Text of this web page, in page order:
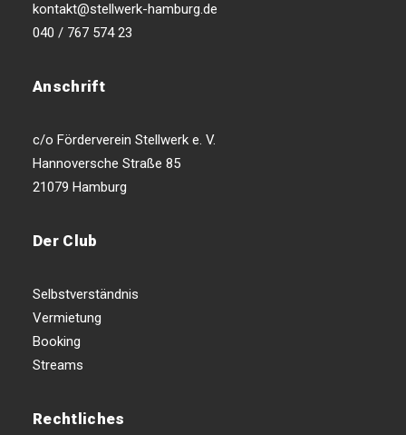
kontakt@stellwerk-hamburg.de
040 / 767 574 23
Anschrift
c/o Förderverein Stellwerk e. V.
Hannoversche Straße 85
21079 Hamburg
Der Club
Selbstverständnis
Vermietung
Booking
Streams
Rechtliches